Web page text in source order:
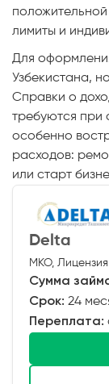
лимиты и
Для
Узбекистана,
Справки о
требуются при
особенно
расходов:
или старт
Delta
МКО,
Сумма
Срок: 24
Переплата: